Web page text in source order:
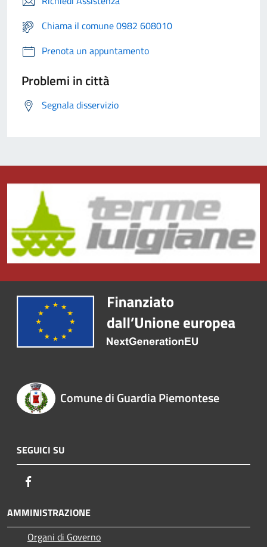
Chiama il comune 0982 608010
Prenota un appuntamento
Problemi in città
Segnala disservizio
Comune di Guardia Piemontese
SEGUICI SU
AMMINISTRAZIONE
Organi di Governo